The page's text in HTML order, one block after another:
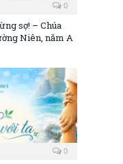
0
sợ! – Chúa
Niên, năm A
0